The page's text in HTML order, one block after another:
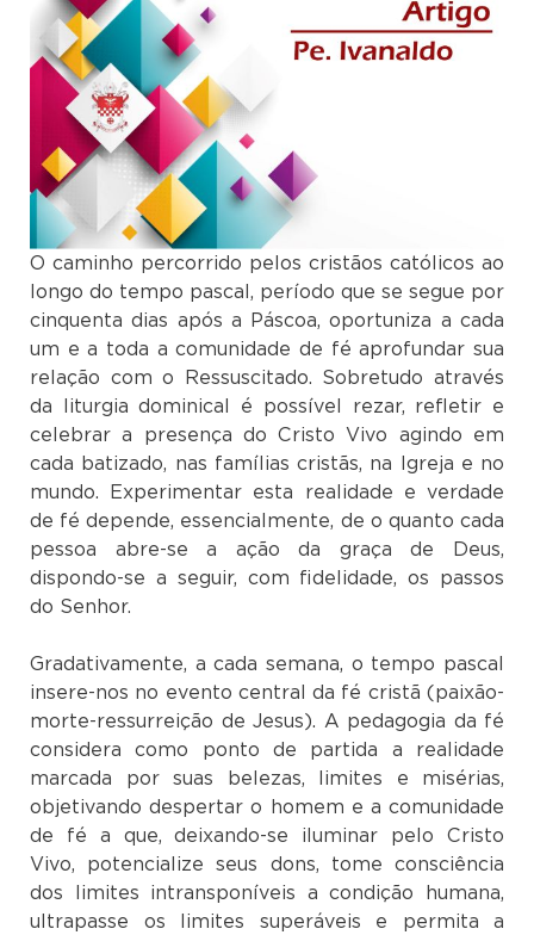
O caminho percorrido pelos cristãos católicos ao
longo do tempo pascal, período que se segue por
cinquenta dias após a Páscoa, oportuniza a cada
um e a toda a comunidade de fé aprofundar sua
relação com o Ressuscitado. Sobretudo através
da liturgia dominical é possível rezar, refletir e
celebrar a presença do Cristo Vivo agindo em
cada batizado, nas famílias cristãs, na Igreja e no
mundo. Experimentar esta realidade e verdade
de fé depende, essencialmente, de o quanto cada
pessoa abre-se a ação da graça de Deus,
dispondo-se a seguir, com fidelidade, os passos
do Senhor.
Gradativamente, a cada semana, o tempo pascal
insere-nos no evento central da fé cristã (paixão-
morte-ressurreição de Jesus). A pedagogia da fé
considera como ponto de partida a realidade
marcada por suas belezas, limites e misérias,
objetivando despertar o homem e a comunidade
de fé a que, deixando-se iluminar pelo Cristo
Vivo, potencialize seus dons, tome consciência
dos limites intransponíveis a condição humana,
ultrapasse os limites superáveis e permita a